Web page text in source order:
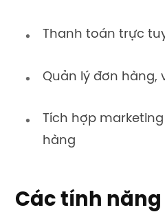
Thanh toán trực
Quản lý đơn hàng,
Tích hợp
hàng
Các tính